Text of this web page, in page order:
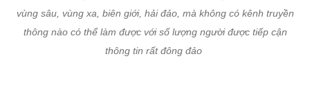
vùng sâu, vùng xa, biên giới, hải đảo, mà không có kênh truyền
thông nào có thể làm được với số lượng người được tiếp cận
thông tin rất đông đảo